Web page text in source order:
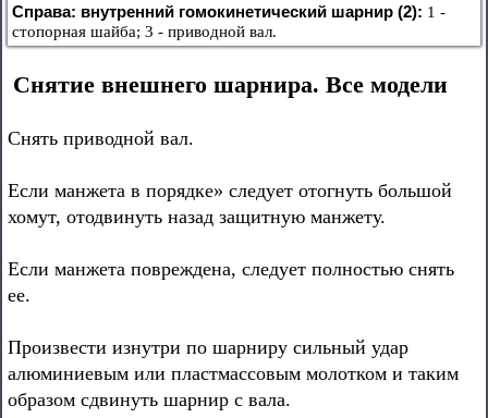
Справа: внутренний гомокинетический шарнир (2): 1 -
стопорная шайба; 3 - приводной вал.
Снятие внешнего шарнира. Все модели
Снять приводной вал.
Если манжета в порядке» следует отогнуть большой
хомут, отодвинуть назад защитную манжету.
Если манжета повреждена, следует полностью снять
ее.
Произвести изнутри по шарниру сильный удар
алюминиевым или пластмассовым молотком и таким
образом сдвинуть шарнир с вала.